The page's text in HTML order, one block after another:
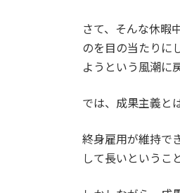
さて、そんな休暇
のを目の当たりに
ようという風潮に
では、成果主義と
終身雇用が維持で
して長いというこ